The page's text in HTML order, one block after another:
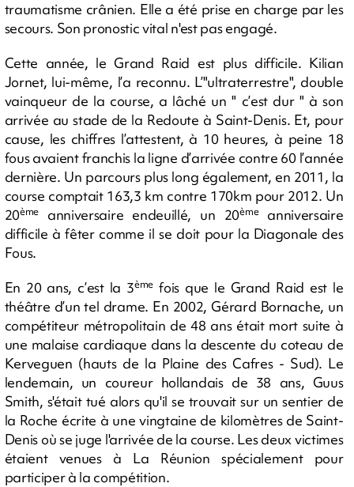
traumatisme crânien. Elle a été prise en charge par les
secours. Son pronostic vital n'est pas engagé.
Cette année, le Grand Raid est plus difficile. Kilian
Jornet, lui-même, l’a reconnu. L’"ultraterrestre", double
vainqueur de la course, a lâché un " c’est dur " à son
arrivée au stade de la Redoute à Saint-Denis. Et, pour
cause, les chiffres l’attestent, à 10 heures, à peine 18
fous avaient franchis la ligne d’arrivée contre 60 l’année
dernière. Un parcours plus long également, en 2011, la
course comptait 163,3 km contre 170km pour 2012. Un
20èmeanniversaire endeuillé, un 20èmeanniversaire
difficile à fêter comme il se doit pour la Diagonale des
Fous.
En 20 ans, c’est la 3ème fois que le Grand Raid est le
théâtre d’un tel drame. En 2002, Gérard Bornache, un
compétiteur métropolitain de 48 ans était mort suite à
une malaise cardiaque dans la descente du coteau de
Kerveguen (hauts de la Plaine des Cafres - Sud). Le
lendemain, un coureur hollandais de 38 ans, Guus
Smith, s'était tué alors qu'il se trouvait sur un sentier de
la Roche écrite à une vingtaine de kilomètres de Saint-
Denis où se juge l'arrivée de la course. Les deux victimes
étaient venues à La Réunion spécialement pour
participer à la compétition.